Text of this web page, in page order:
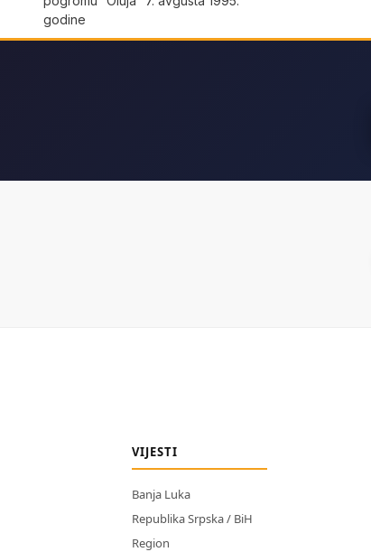
godine
VIJESTI
Banja Luka
Republika Srpska / BiH
Region